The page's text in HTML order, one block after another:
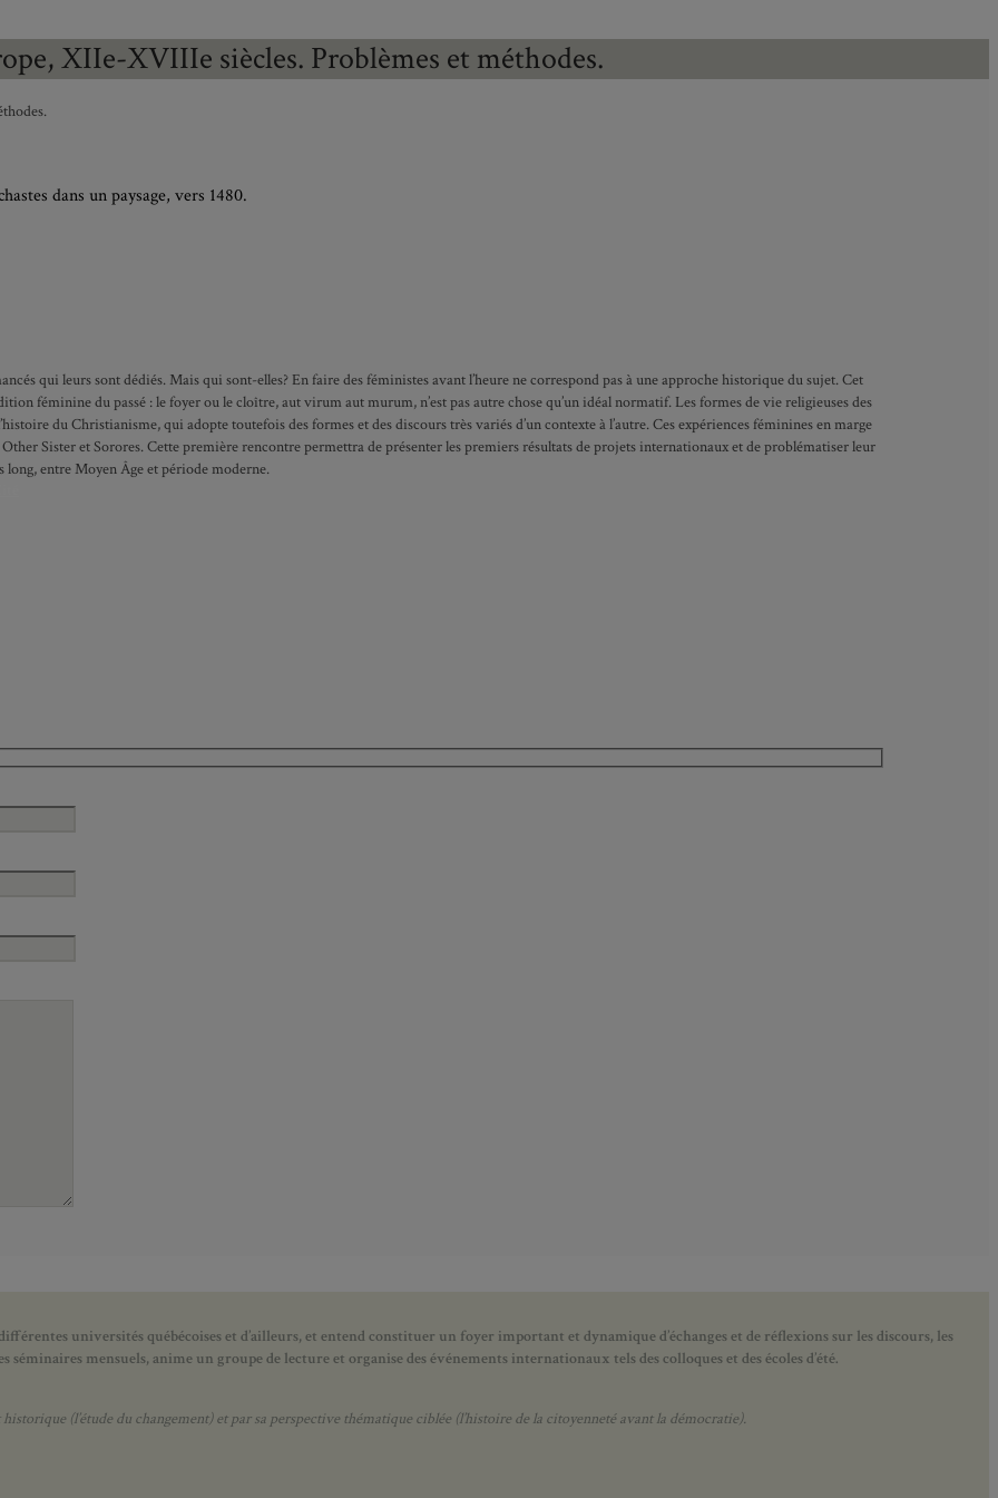
XIIe-XVIIIe siècles. Problèmes et méthodes.
dans un paysage, vers 1480.
qui leurs sont dédiés. Mais qui sont-elles? En faire des féministes avant l’heure ne correspond pas à une approche historique du sujet. Cet
féminine du passé : le foyer ou le cloître, aut virum aut murum, n’est pas autre chose qu’un idéal normatif. Les formes de vie religieuses des
du Christianisme, qui adopte toutefois des formes et des discours très variés d’un contexte à l’autre. Ces expériences féminines en marge
Sister et Sorores. Cette première rencontre permettra de présenter les premiers résultats de projets internationaux et de problématiser leur
long, entre Moyen Âge et période moderne.
universités québécoises et d’ailleurs, et entend constituer un foyer important et dynamique d’échanges et de réflexions sur les discours, les
séminaires mensuels, anime un groupe de lecture et organise des événements internationaux tels des colloques et des écoles d’été.
(l’étude du changement) et par sa perspective thématique ciblée (l’histoire de la citoyenneté avant la démocratie).